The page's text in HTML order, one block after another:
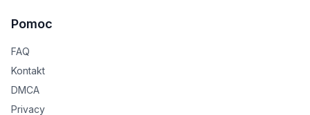
Pomoc
FAQ
Kontakt
DMCA
Privacy